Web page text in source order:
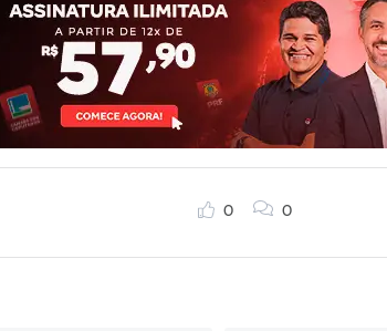
0 0